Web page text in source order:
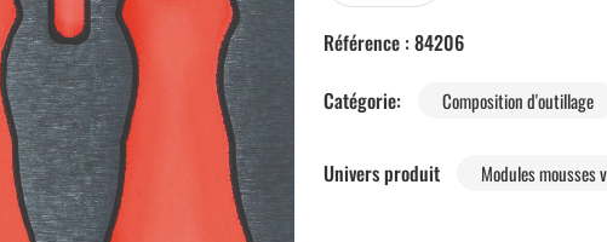
Référence : 84206
Catégorie:
Composition d'outillage
Univers produit Modules mousses